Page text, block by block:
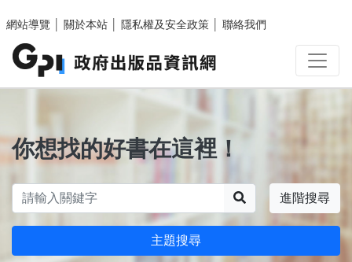
網站導覽
關於本站 隱私權及安全政策 聯絡我們
你想找的好書在這裡！
進階搜尋
主題搜尋